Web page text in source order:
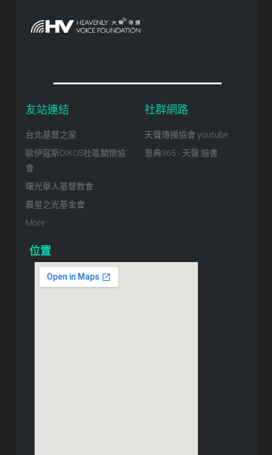
友站連結
台北基督之家
歐伊寇斯OIKOS社區關懷協
會
曙光華人基督教會
晨星之光基金會
More
社群網路
天聲傳播協會 youtube
恩典365 - 天聲 臉書
位置